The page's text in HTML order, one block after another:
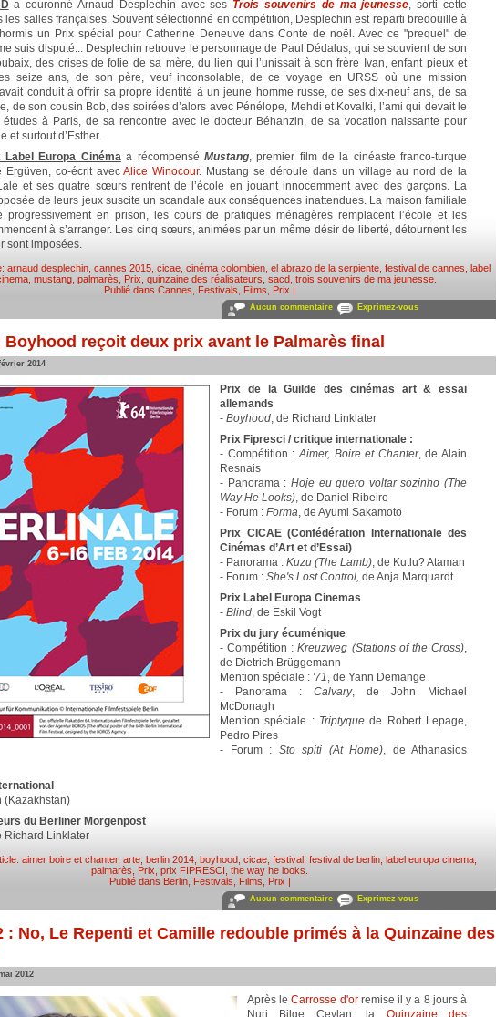
a couronné Arnaud Desplechin avec ses Trois souvenirs de ma jeunesse, sorti cette
les salles françaises. Souvent sélectionné en compétition, Desplechin est reparti bredouille à
un Prix spécial pour Catherine Deneuve dans Conte de noël. Avec ce "prequel" de
suis disputé... Desplechin retrouve le personnage de Paul Dédalus, qui se souvient de son
des crises de folie de sa mère, du lien qui l’unissait à son frère Ivan, enfant pieux et
seize ans, de son père, veuf inconsolable, de ce voyage en URSS où une mission
conduit à offrir sa propre identité à un jeune homme russe, de ses dix-neuf ans, de sa
de son cousin Bob, des soirées d’alors avec Pénélope, Mehdi et Kovalki, l’ami qui devait le
études à Paris, de sa rencontre avec le docteur Béhanzin, de sa vocation naissante pour
et surtout d’Esther.
Label Europa Cinémaa récompensé Mustang, premier film de la cinéaste franco-turque
Ergüven, co-écrit avecAlice Winocour. Mustang se déroule dans un village au nord de la
et ses quatre sœurs rentrent de l’école en jouant innocemment avec des garçons. La
de leurs jeux suscite un scandale aux conséquences inattendues. La maison familiale
progressivement en prison, les cours de pratiques ménagères remplacent l’école et les
à s’arranger. Les cinq sœurs, animées par un même désir de liberté, détournent les
sont imposées.
arnaud desplechin cannes 2015 cicae cinéma colombien el abrazo de la serpiente festival de cannes label
mustang palmarès Prix quinzaine des réalisateurs sacd trois souvenirs de ma jeunesse
Publié dans Cannes Festivals Films Prix |
Aucun commentaire Exprimez-vous
Boyhood reçoit deux prix avant le Palmarès final
2014
Prix de la Guilde des cinémas art & essai
allemands
- Boyhood, de Richard Linklater
Prix Fipresci / critique internationale :
- Compétition :Aimer, Boire et Chanter, de Alain
Resnais
- Panorama : Hoje eu quero voltar sozinho (The
Way He Looks), de Daniel Ribeiro
- Forum : Forma, de Ayumi Sakamoto
Prix CICAE (Confédération Internationale des
Cinémas d’Art et d’Essai)
- Panorama : Kuzu (The Lamb), de Kutlu? Ataman
- Forum : She's Lost Control, de Anja Marquardt
Prix Label Europa Cinemas
- Blind, de Eskil Vogt
Prix du jury écuménique
- Compétition :Kreuzweg (Stations of the Cross),
de Dietrich Brüggemann
Mention spéciale : '71, de Yann Demange
- Panorama : Calvary, de John Michael
McDonagh
Mention spéciale : Triptyque de Robert Lepage,
Pedro Pires
- Forum : Sto spiti (At Home), de Athanasios
(Kazakhstan)
du Berliner Morgenpost
Richard Linklater
aimer boire et chanter, arte, berlin 2014, boyhood, cicae, festival, festival de berlin, label europa cinema,
palmarès Prix prix FIPRESCI the way he looks
Publié dans Berlin, Festivals Films Prix |
Aucun commentaire Exprimez-vous
: No, Le Repenti et Camille redouble primés à la Quinzaine des
2012
Après leCarrosse d'orremise il y a 8 jours à
Nuri Bilge Ceylan, la Quinzaine des